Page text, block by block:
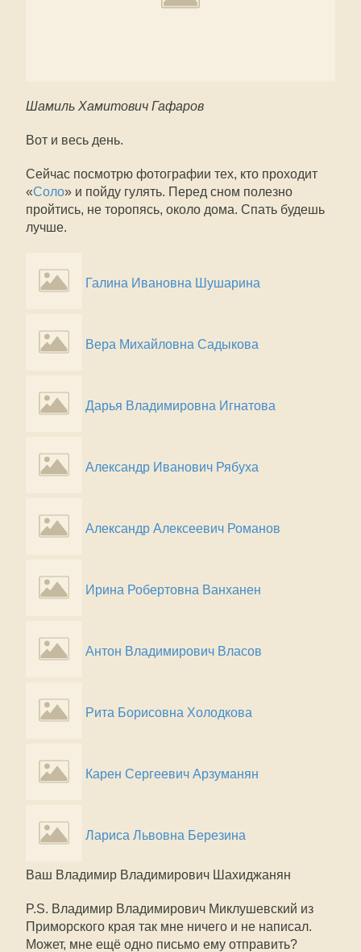
Шамиль Хамитович Гафаров
Вот и весь день.
Сейчас посмотрю фотографии тех, кто проходит
«Соло» и пойду гулять. Перед сном полезно
пройтись, не торопясь, около дома. Спать будешь
лучше.
Галина Ивановна Шушарина
Вера Михайловна Садыкова
Дарья Владимировна Игнатова
Александр Иванович Рябуха
Александр Алексеевич Романов
Ирина Робертовна Ванханен
Антон Владимирович Власов
Рита Борисовна Холодкова
Карен Сергеевич Арзуманян
Лариса Львовна Березина
Ваш Владимир Владимирович Шахиджанян
P.S. Владимир Владимирович Миклушевский из
Приморского края так мне ничего и не написал.
Может, мне ещё одно письмо ему отправить?